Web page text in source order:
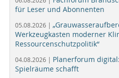
für Leser und Abonnenten
05.08.2026 |
Werkzeugkasten moderner
Ressourcenschutzpolitik“
04.08.2026 | Planerforum
Spielräume schafft